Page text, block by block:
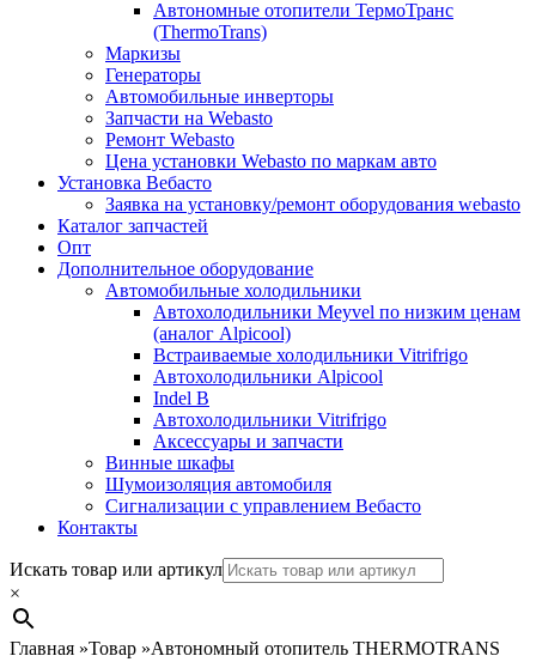
Автономные отопители ТермоТранс
(ThermoTrans)
Маркизы
Генераторы
Автомобильные инверторы
Запчасти на Webasto
Ремонт Webasto
Цена установки Webasto по маркам авто
Установка Вебасто
Заявка на установку/ремонт оборудования webasto
Каталог запчастей
Опт
Дополнительное оборудование
Автомобильные холодильники
Автохолодильники Meyvel по низким ценам
(аналог Alpicool)
Встраиваемые холодильники Vitrifrigo
Автохолодильники Alpicool
Indel B
Автохолодильники Vitrifrigo
Аксессуары и запчасти
Винные шкафы
Шумоизоляция автомобиля
Сигнализации с управлением Вебасто
Контакты
Search
Искать товар или артикул
×
Главная »Товар »Автономный отопитель THERMOTRANS